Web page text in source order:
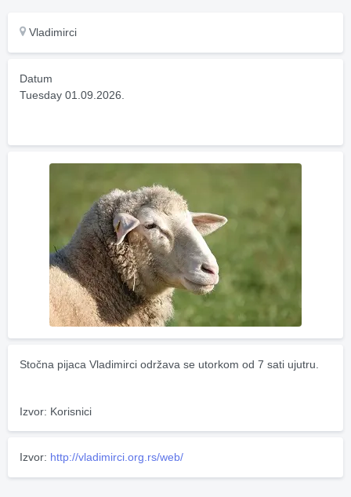
Vladimirci
Datum
Tuesday 01.09.2026.
Stočna pijaca Vladimirci održava se utorkom od 7 sati ujutru.
Izvor: Korisnici
Izvor: http://vladimirci.org.rs/web/